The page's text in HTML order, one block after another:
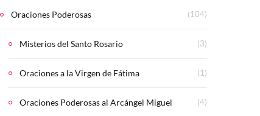
Oraciones Poderosas (104)
Misterios del Santo Rosario (3)
Oraciones a la Virgen de Fátima (1)
Oraciones Poderosas al Arcángel Miguel (4)